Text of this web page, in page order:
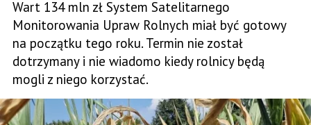
Wart 134 mln zł System Satelitarnego
Monitorowania Upraw Rolnych miał być gotowy
na początku tego roku. Termin nie został
dotrzymany i nie wiadomo kiedy rolnicy będą
mogli z niego korzystać.